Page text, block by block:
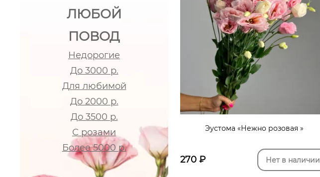
ЛЮБОЙ
ПОВОД
Недорогие
До 3000 р.
Для любимой
До 2000 р.
До 3500 р.
С розами
Более 5000 р.
Эустома «Нежно розовая »
270 ₽ Нет в наличии